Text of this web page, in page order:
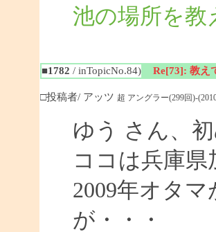
池の場所を
■1782 / inTopicNo.84) Re[73]: 教え
□投稿者/ アッツ 超 アングラー(299回)-
ゆう さん、
ココは兵庫
2009年オタ
が・・・